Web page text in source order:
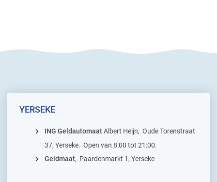
YERSEKE
ING GeldautomaatAlbert Heijn, Oude Torenstraat
37, Yerseke. Open van 8:00 tot 21:00.
Geldmaat, Paardenmarkt 1, Yerseke